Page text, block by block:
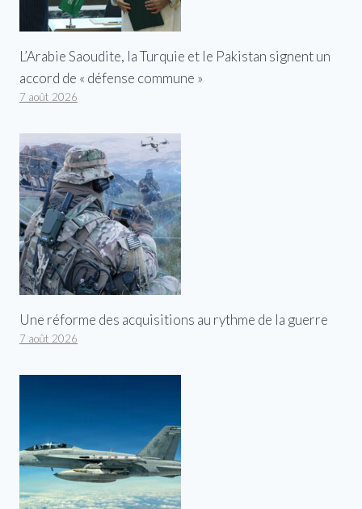
L’Arabie Saoudite, la Turquie et le Pakistan signent un
accord de « défense commune »
7 août 2026
Une réforme des acquisitions au rythme de la guerre
7 août 2026